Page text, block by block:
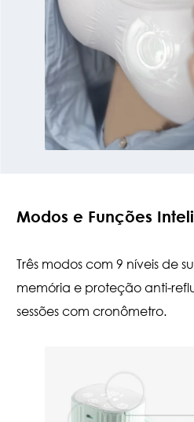
Modos e Funções
Três modos com 9 níveis de
memória e proteção anti-
sessões com cronômetro.